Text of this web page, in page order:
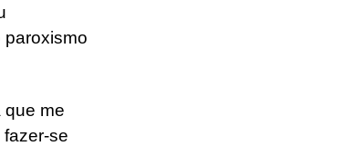
paroxismo
que me
fazer-se